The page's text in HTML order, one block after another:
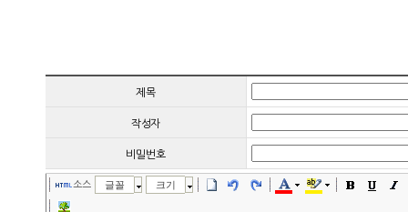
제목
작성자
비밀번호
소스 글꼴 크기